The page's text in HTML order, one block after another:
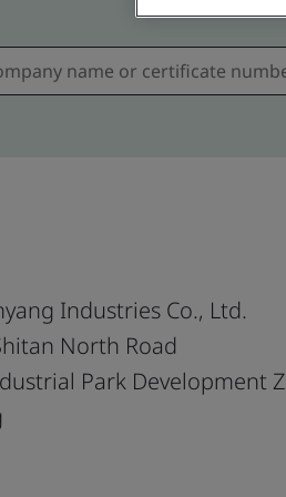
Industries Co., Ltd.
North Road
Park Development